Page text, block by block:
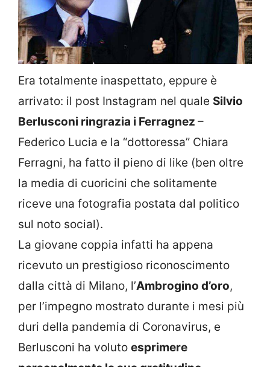
Era totalmente inaspettato, eppure è
arrivato: il post Instagram nel quale Silvio
Berlusconi ringrazia i Ferragnez –
Federico Lucia e la “dottoressa” Chiara
Ferragni, ha fatto il pieno di like (ben oltre
la media di cuoricini che solitamente
riceve una fotografia postata dal politico
sul noto social).
La giovane coppia infatti ha appena
ricevuto un prestigioso riconoscimento
dalla città di Milano, l’Ambrogino d’oro,
per l’impegno mostrato durante i mesi più
duri della pandemia di Coronavirus, e
Berlusconi ha voluto esprimere